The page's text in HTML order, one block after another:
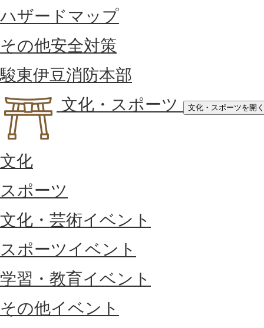
ハザードマップ
その他安全対策
駿東伊豆消防本部
文化・スポーツ
文化・スポーツを開く
文化
スポーツ
文化・芸術イベント
スポーツイベント
学習・教育イベント
その他イベント